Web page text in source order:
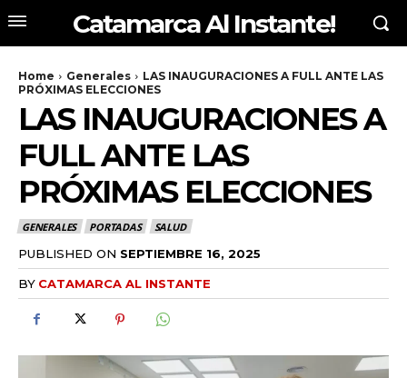
Catamarca Al Instante!
Home Generales
LAS INAUGURACIONES A FULL ANTE LAS
PRÓXIMAS ELECCIONES
LAS INAUGURACIONES A
FULL ANTE LAS
PRÓXIMAS ELECCIONES
GENERALES PORTADAS SALUD
PUBLISHED ON SEPTIEMBRE 16, 2025
BY CATAMARCA AL INSTANTE